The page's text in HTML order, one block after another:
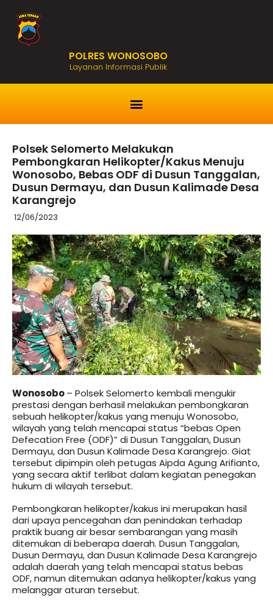
POLRES WONOSOBO
Layanan Informasi Publik
Polsek Selomerto Melakukan
Pembongkaran Helikopter/Kakus Menuju
Wonosobo, Bebas ODF di Dusun Tanggalan,
Dusun Dermayu, dan Dusun Kalimade Desa
Karangrejo
12/06/2023
Wonosobo– Polsek Selomerto kembali mengukir
prestasi dengan berhasil melakukan pembongkaran
sebuah helikopter/kakus yang menuju Wonosobo,
wilayah yang telah mencapai status “bebas Open
Defecation Free (ODF)” di Dusun Tanggalan, Dusun
Dermayu, dan Dusun Kalimade Desa Karangrejo. Giat
tersebut dipimpin oleh petugas Aipda Agung Arifianto,
yang secara aktif terlibat dalam kegiatan penegakan
hukum di wilayah tersebut.
Pembongkaran helikopter/kakus ini merupakan hasil
dari upaya pencegahan dan penindakan terhadap
praktik buang air besar sembarangan yang masih
ditemukan di beberapa daerah. Dusun Tanggalan,
Dusun Dermayu, dan Dusun Kalimade Desa Karangrejo
adalah daerah yang telah mencapai status bebas
ODF, namun ditemukan adanya helikopter/kakus yang
melanggar aturan tersebut.